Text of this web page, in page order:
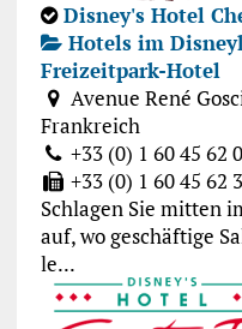
Disney's Hotel
Hotels im
Freizeitpark-Hotel
Avenue René
Frankreich
+33 (0) 1 60 45 62
+33 (0) 1 60 45 62
Schlagen Sie mitten
auf, wo geschäftige
le...